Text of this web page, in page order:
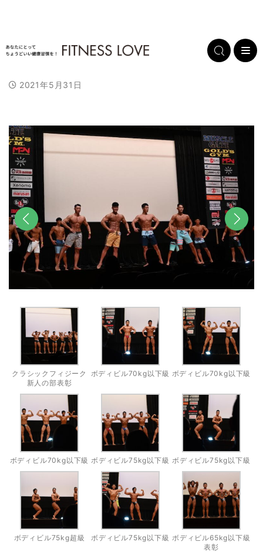
2021年5月31日
前へ 次へ
クラシックフィジーク
新人の部表彰
ボディビル70kg以下級 ボディビル70kg以下級
ボディビル70kg以下級 ボディビル75kg以下級 ボディビル75kg以下級
ボディビル75kg超級 ボディビル75kg以下級 ボディビル65kg以下級
表彰